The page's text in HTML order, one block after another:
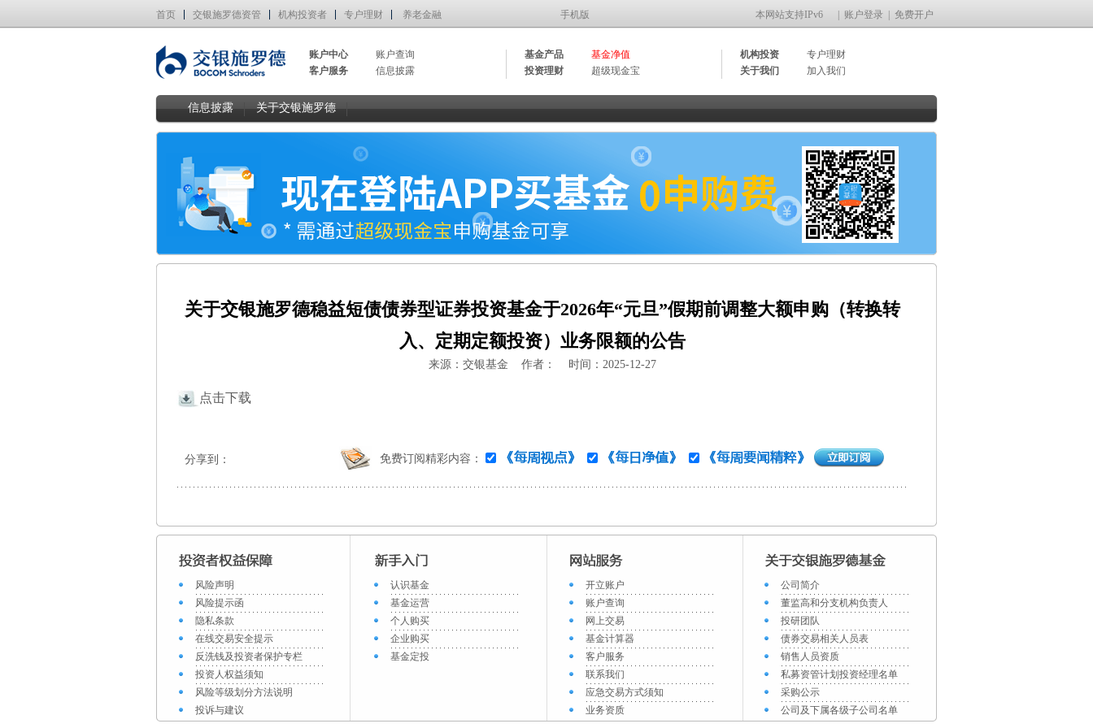
首页 交银施罗德资管 机构投资者 专户理财 养老金融 手机版 本网站支持IPv6 账户登录 免费开户
账户中心
账户查询
客户服务
信息披露
基金产品
基金净值
投资理财
超级现金宝
机构投资
专户理财
关于我们
加入我们
信息披露 关于交银施罗德
关于交银施罗德稳益短债债券型证券投资基金于2026年“元旦”假期前调整大额申购（转换转
入、定期定额投资）业务限额的公告
来源：交银基金 作者： 时间：2025-12-27
点击下载
分享到： 免费订阅精彩内容：
风险声明
风险提示函
隐私条款
在线交易安全提示
反洗钱及投资者保护专栏
投资人权益须知
风险等级划分方法说明
投诉与建议
认识基金
基金运营
个人购买
企业购买
基金定投
开立账户
账户查询
网上交易
基金计算器
客户服务
联系我们
应急交易方式须知
业务资质
公司简介
董监高和分支机构负责人
投研团队
债券交易相关人员表
销售人员资质
私募资管计划投资经理名单
采购公示
公司及下属各级子公司名单